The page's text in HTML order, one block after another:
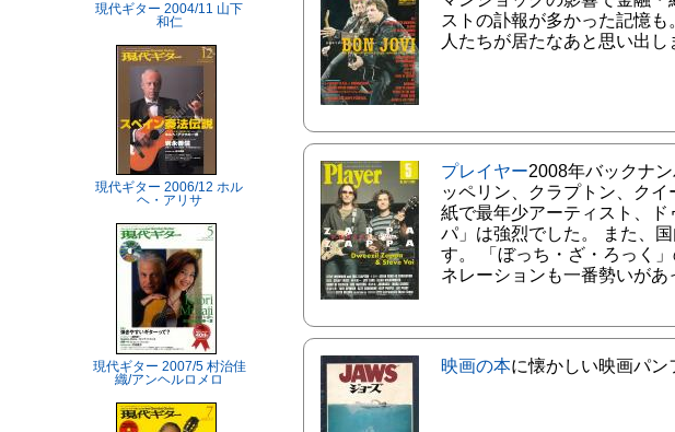
現代ギター 2004/11 山下
和仁
現代ギター 2006/12 ホル
ヘ・アリサ
現代ギター 2007/5 村治佳
織/アンヘルロメロ
ストの訃報が多かった記憶
人たちが居たなあと思い出し
プレイヤー2008年バックナ
ッペリン、クラプトン、ク
紙で最年少アーティスト、
パ」は強烈でした。 また、
す。 「ぼっち・ざ・ろっく
ネレーションも一番勢いがあ
映画の本に懐かしい映画パン